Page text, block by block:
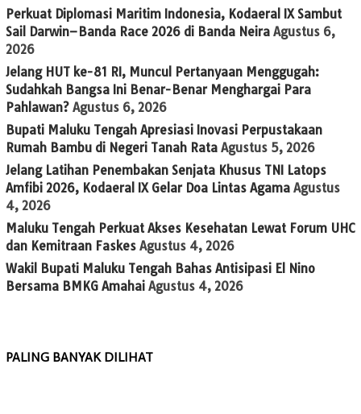
Perkuat Diplomasi Maritim Indonesia, Kodaeral IX Sambut
Sail Darwin–Banda Race 2026 di Banda Neira Agustus 6,
2026
Jelang HUT ke-81 RI, Muncul Pertanyaan Menggugah:
Sudahkah Bangsa Ini Benar-Benar Menghargai Para
Pahlawan? Agustus 6, 2026
Bupati Maluku Tengah Apresiasi Inovasi Perpustakaan
Rumah Bambu di Negeri Tanah Rata Agustus 5, 2026
Jelang Latihan Penembakan Senjata Khusus TNI Latops
Amfibi 2026, Kodaeral IX Gelar Doa Lintas Agama Agustus
4, 2026
Maluku Tengah Perkuat Akses Kesehatan Lewat Forum UHC
dan Kemitraan Faskes Agustus 4, 2026
Wakil Bupati Maluku Tengah Bahas Antisipasi El Nino
Bersama BMKG Amahai Agustus 4, 2026
PALING BANYAK DILIHAT